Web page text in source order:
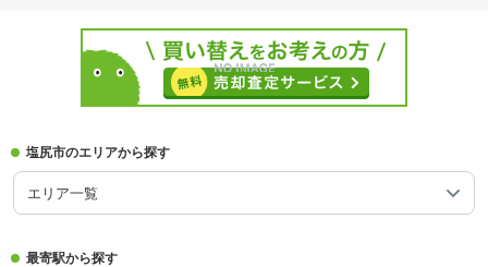
塩尻市のエリアから探す
エリア一覧
最寄駅から探す